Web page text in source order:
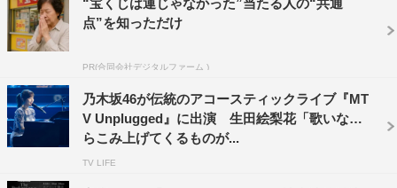
“宝くじは運じゃなかった”当たる人の“共通
点”を知っただけ
PR(合同会社デジタルファーム )
乃木坂46が伝統のアコースティックライブ『MT
V Unplugged』に出演 生田絵梨花「歌いなが
らこみ上げてくるものが...
TV LIFE